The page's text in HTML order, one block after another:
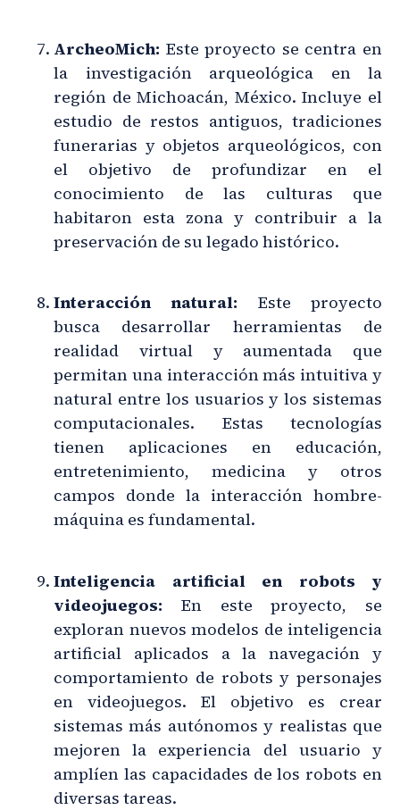
ArcheoMich: Este proyecto se centra en
la investigación arqueológica en la
región de Michoacán, México. Incluye el
estudio de restos antiguos, tradiciones
funerarias y objetos arqueológicos, con
el objetivo de profundizar en el
conocimiento de las culturas que
habitaron esta zona y contribuir a la
preservación de su legado histórico.
Interacción natural: Este proyecto
busca desarrollar herramientas de
realidad virtual y aumentada que
permitan una interacción más intuitiva y
natural entre los usuarios y los sistemas
computacionales. Estas tecnologías
tienen aplicaciones en educación,
entretenimiento, medicina y otros
campos donde la interacción hombre-
máquina es fundamental.
Inteligencia artificial en robots y
videojuegos: En este proyecto, se
exploran nuevos modelos de inteligencia
artificial aplicados a la navegación y
comportamiento de robots y personajes
en videojuegos. El objetivo es crear
sistemas más autónomos y realistas que
mejoren la experiencia del usuario y
amplíen las capacidades de los robots en
diversas tareas.